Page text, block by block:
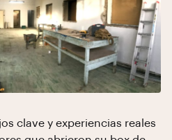
clave y experiencias reales